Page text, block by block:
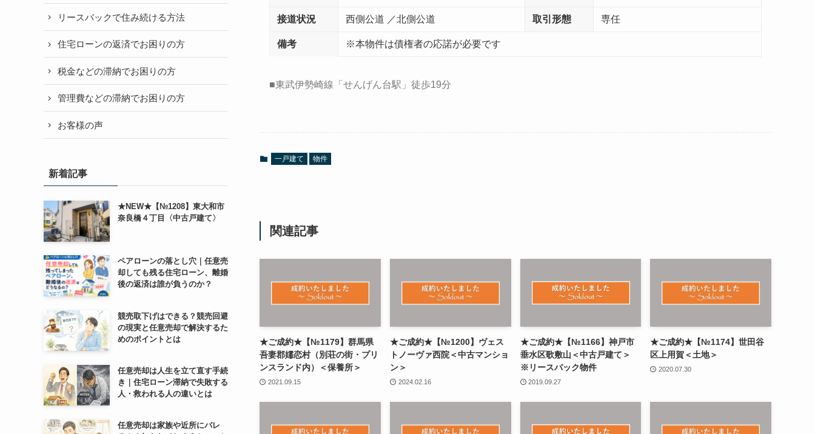
接道状況 西側公道 ／北側公道 取引形態 専任
備考 ※本物件は債権者の応諾が必要です
■東武伊勢崎線「せんげん台駅」徒歩19分
一戸建て 物件
関連記事
★ご成約★【№1179】群馬県
吾妻郡嬬恋村（別荘の街・プリ
ンスランド内）＜保養所＞
2021.09.15
★ご成約★【№1200】ヴェス
トノーヴァ西院＜中古マンショ
ン＞
2024.02.16
★ご成約★【№1166】神戸市
垂水区歌敷山＜中古戸建て＞
※リースバック物件
2019.09.27
★ご成約★【№1174】世田谷
区上用賀＜土地＞
2020.07.30
リースバックで住み続ける方法
住宅ローンの返済でお困りの方
税金などの滞納でお困りの方
管理費などの滞納でお困りの方
お客様の声
新着記事
★NEW★【№1208】東大和市
奈良橋４丁目〈中古戸建て〉
ペアローンの落とし穴｜任意売
却しても残る住宅ローン、離婚
後の返済は誰が負うのか？
競売取下げはできる？競売回避
の現実と任意売却で解決するた
めのポイントとは
任意売却は人生を立て直す手続
き｜住宅ローン滞納で失敗する
人・救われる人の違いとは
任意売却は家族や近所にバレ